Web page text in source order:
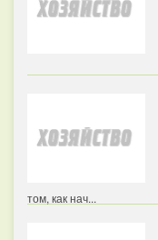
том, как нач...